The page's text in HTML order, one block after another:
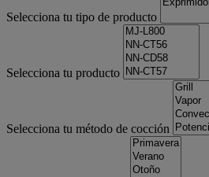
Selecciona tu tipo de producto
Selecciona tu producto
Selecciona tu método de cocción